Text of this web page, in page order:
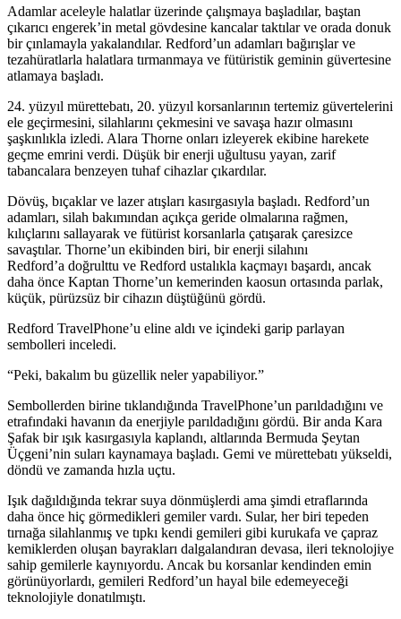
Adamlar aceleyle halatlar üzerinde çalışmaya başladılar, baştan
çıkarıcı engerek’in metal gövdesine kancalar taktılar ve orada donuk
bir çınlamayla yakalandılar. Redford’un adamları bağırışlar ve
tezahüratlarla halatlara tırmanmaya ve fütüristik geminin güvertesine
atlamaya başladı.
24. yüzyıl mürettebatı, 20. yüzyıl korsanlarının tertemiz güvertelerini
ele geçirmesini, silahlarını çekmesini ve savaşa hazır olmasını
şaşkınlıkla izledi. Alara Thorne onları izleyerek ekibine harekete
geçme emrini verdi. Düşük bir enerji uğultusu yayan, zarif
tabancalara benzeyen tuhaf cihazlar çıkardılar.
Dövüş, bıçaklar ve lazer atışları kasırgasıyla başladı. Redford’un
adamları, silah bakımından açıkça geride olmalarına rağmen,
kılıçlarını sallayarak ve fütürist korsanlarla çatışarak çaresizce
savaştılar. Thorne’un ekibinden biri, bir enerji silahını
Redford’a doğrulttu ve Redford ustalıkla kaçmayı başardı, ancak
daha önce Kaptan Thorne’un kemerinden kaosun ortasında parlak,
küçük, pürüzsüz bir cihazın düştüğünü gördü.
Redford TravelPhone’u eline aldı ve içindeki garip parlayan
sembolleri inceledi.
“Peki, bakalım bu güzellik neler yapabiliyor.”
Sembollerden birine tıklandığında TravelPhone’un parıldadığını ve
etrafındaki havanın da enerjiyle parıldadığını gördü. Bir anda Kara
Şafak bir ışık kasırgasıyla kaplandı, altlarında Bermuda Şeytan
Üçgeni’nin suları kaynamaya başladı. Gemi ve mürettebatı yükseldi,
döndü ve zamanda hızla uçtu.
Işık dağıldığında tekrar suya dönmüşlerdi ama şimdi etraflarında
daha önce hiç görmedikleri gemiler vardı. Sular, her biri tepeden
tırnağa silahlanmış ve tıpkı kendi gemileri gibi kurukafa ve çapraz
kemiklerden oluşan bayrakları dalgalandıran devasa, ileri teknolojiye
sahip gemilerle kaynıyordu. Ancak bu korsanlar kendinden emin
görünüyorlardı, gemileri Redford’un hayal bile edemeyeceği
teknolojiyle donatılmıştı.